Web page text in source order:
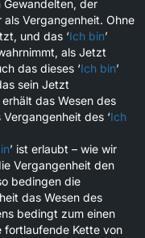
Gewandelten, der
Vergangenheit. Ohne
und das ‘Ich bin’
als Jetzt
das dieses ‘Ich bin’
sein Jetzt
das Wesen des
des ‘Ich
’ ist erlaubt – wie wir
Vergangenheit den
bedingen die
das Wesen des
bedingt zum einen
fortlaufende Kette von